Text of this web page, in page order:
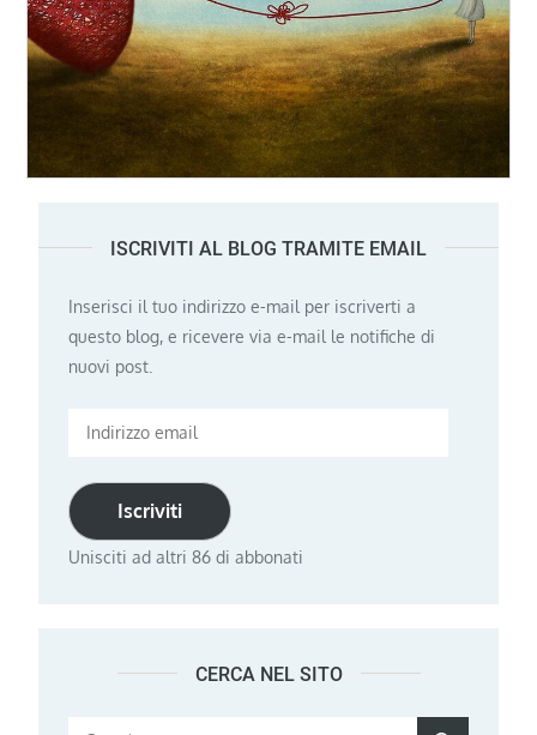
ISCRIVITI AL BLOG TRAMITE EMAIL
Inserisci il tuo indirizzo e-mail per iscriverti a
questo blog, e ricevere via e-mail le notifiche di
nuovi post.
Indirizzo
Iscriviti
Unisciti ad altri 86 di abbonati
CERCA NEL SITO